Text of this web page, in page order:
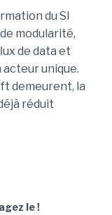
du SI
modularité,
de data et
acteur unique.
demeurent, la
réduit
le !